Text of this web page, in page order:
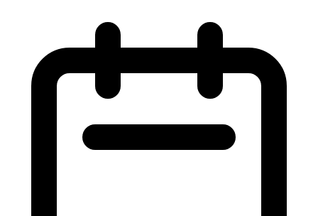
spacieuses ainsi qu’une salle de bain exceptionnellement grande,
roulants automatisés.
À l’extérieur, vous pourrez admirer le panorama à perte de vue
Pour les loisirs, une table de ping-pong, un panier de basket et un